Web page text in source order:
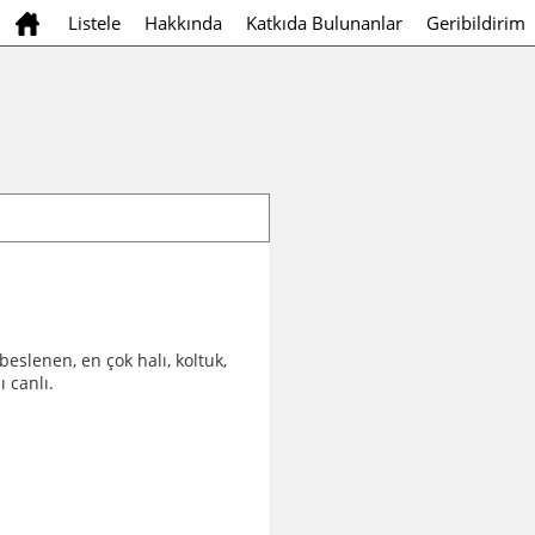
Listele Hakkında Katkıda Bulunanlar Geribildirim
en çok halı, koltuk,
canlı.